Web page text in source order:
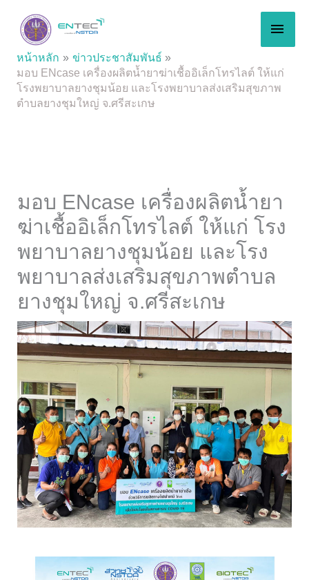
content
หน้าหลัก
ข่าวประชาสัมพันธ์
มอบ ENcase เครื่องผลิตน้ำยาฆ่าเชื้ออิเล็กโทรไลต์ ให้แก่
โรงพยาบาลยางชุมน้อย และโรงพยาบาลส่งเสริมสุขภาพ
ตำบลยางชุมใหญ่ จ.ศรีสะเกษ
มอบ ENcase เครื่องผลิตน้ำยา
ฆ่าเชื้ออิเล็กโทรไลต์ ให้แก่ โรง
พยาบาลยางชุมน้อย และโรง
พยาบาลส่งเสริมสุขภาพตำบล
ยางชุมใหญ่ จ.ศรีสะเกษ